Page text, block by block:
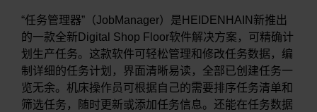
“任务管理器”（JobManager）是HEIDENHAIN新推出
的一款全新Digital Shop Floor软件解决方案，可精确计
划生产任务。这款软件可轻松管理和修改任务数据，编
制详细的任务计划，界面清晰易读，全部已创建任务一
览无余。机床操作员可根据自己的需要排序任务清单和
筛选任务，随时更新或添加任务信息。还能在任务数据